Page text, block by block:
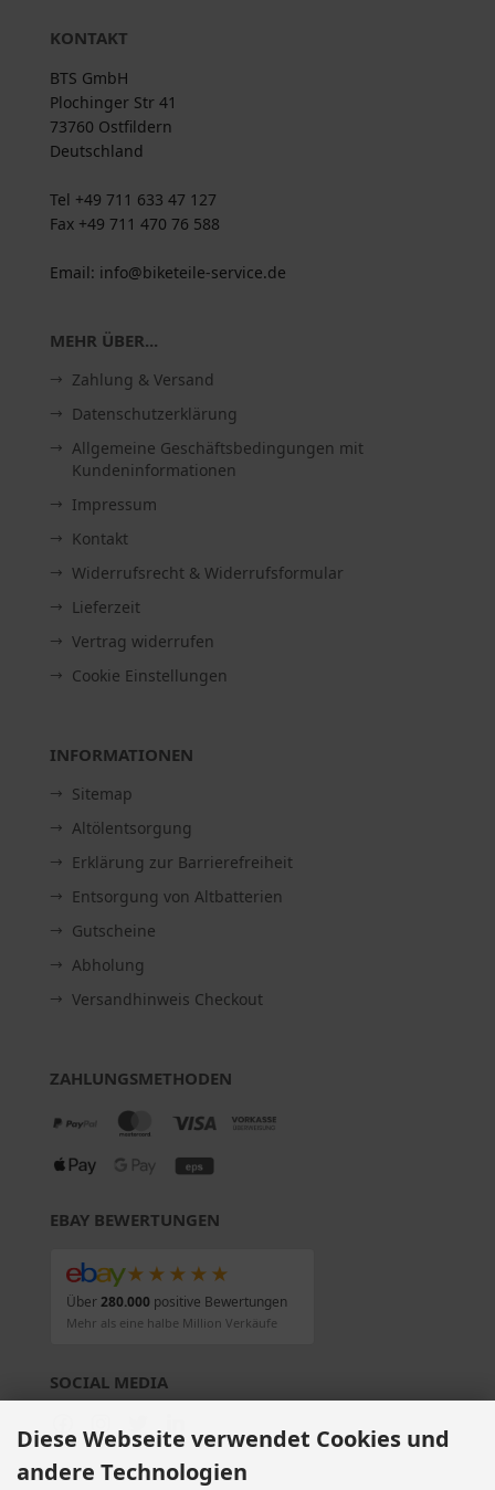
KONTAKT
BTS GmbH
Plochinger Str 41
73760 Ostfildern
Deutschland
Tel +49 711 633 47 127
Fax +49 711 470 76 588
Email: info@biketeile-service.de
MEHR ÜBER...
Zahlung & Versand
Datenschutzerklärung
Allgemeine Geschäftsbedingungen mit
Kundeninformationen
Impressum
Kontakt
Widerrufsrecht & Widerrufsformular
Lieferzeit
Vertrag widerrufen
Cookie Einstellungen
INFORMATIONEN
Sitemap
Altölentsorgung
Erklärung zur Barrierefreiheit
Entsorgung von Altbatterien
Gutscheine
Abholung
Versandhinweis Checkout
ZAHLUNGSMETHODEN
EBAY BEWERTUNGEN
★★★★★
Über280.000positive Bewertungen
Mehr als eine halbe Million Verkäufe
SOCIAL MEDIA
Diese Webseite verwendet Cookies und
andere Technologien